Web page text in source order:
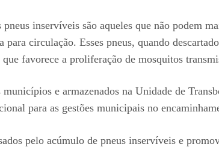
inservíveis são aqueles que não podem
circulação. Esses pneus, quando
favorece a proliferação de mosquitos
e armazenados na Unidade de
para as gestões municipais no
pelo acúmulo de pneus inservíveis e